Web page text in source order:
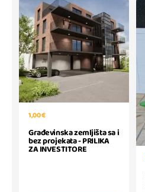
1,00 €
Građevinska zemljišta sa i
bez projekata - PRILIKA
ZA INVESTITORE